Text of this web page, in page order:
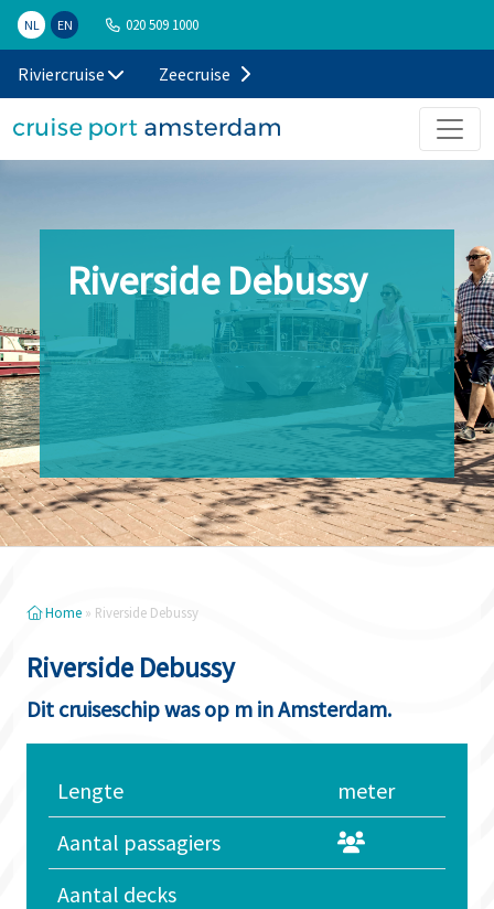
NL EN 020 509 1000
Riviercruise Zeecruise
Riverside Debussy
Home » Riverside Debussy
Riverside Debussy
Dit cruiseschip was op m in Amsterdam.
Lengte
meter
Aantal passagiers
Aantal decks